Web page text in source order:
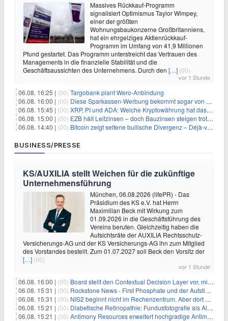
Massives Rückkauf-Programm
signalisiert Optimismus Taylor Wimpey,
einer der größten
Wohnungsbaukonzerne Großbritanniens,
hat ein ehrgeiziges Aktienrückkauf-
Programm im Umfang von 41,9 Millionen
Pfund gestartet. Das Programm unterstreicht das Vertrauen des
Managements in die finanzielle Stabilität und die
Geschäftsaussichten des Unternehmens. Durch den […] (00)
vor 1 Stunde
06.08. 16:25 | (00) Targobank plant Wero-Anbindung
06.08. 16:00 | (00) Diese Sparkassen-Werbung bekommt sogar von der Konkurrenz Lob
06.08. 15:45 | (00) XRP, PI und ADA: Welche Kryptowährung hat das größte Potenzial im nächsten Bullenmarkt?
06.08. 15:00 | (00) EZB hält Leitzinsen – doch Bauzinsen steigen trotzdem: Das Nahost-Problem für Immobilienkäufer
06.08. 14:40 | (00) Bitcoin zeigt seltene bullische Divergenz – Déjà-vu für BTC?
BUSINESS/PRESSE
KS/AUXILIA stellt Weichen für die zukünftige
Unternehmensführung
München, 06.08.2026 (lifePR) - Das
Präsidium des KS e.V. hat Herrn
Maximilian Beck mit Wirkung zum
01.09.2026 in die Geschäftsführung des
Vereins berufen. Gleichzeitig haben die
Aufsichtsräte der AUXILIA Rechtsschutz-
Versicherungs-AG und der KS Versicherungs-AG ihn zum Mitglied
des Vorstandes bestellt. Zum 01.07.2027 soll Beck den Vorsitz der
[…] (00)
vor 1 Stunde
06.08. 16:00 | (00) Board stellt den Contextual Decision Layer vor, mit dem Unternehmensdaten und KI-Investitionen in intelligentere Geschäftsentscheidungen umgesetzt wer
06.08. 15:31 | (00) Rockstone News - First Phosphate und der Aufstieg der nordamerikanischen Batterie-Unabhängigkeit: Die Entstehung des Battery Valley in Québec
06.08. 15:31 | (00) NIS2 beginnt nicht im Rechenzentrum. Aber dort endet sie auch nicht.
06.08. 15:21 | (00) Diabetische Retinopathie: Fundusfotografie als Alternative zur Ophthalmoskopie
06.08. 15:21 | (00) Antimony Resources erweitert hochgradige Antimonzone – neue Bohrergebnisse bestätigen Wachstumspotenzial